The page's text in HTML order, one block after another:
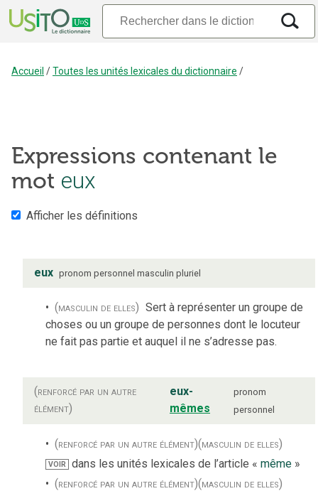
Accueil /Toutes les unités lexicales du dictionnaire /
Expressions contenant le
mot eux
Afficher les définitions
eux pronom personnel masculin pluriel
(masculin de elles) Sert à représenter un groupe de
choses ou un groupe de personnes dont le locuteur
ne fait pas partie et auquel il ne s’adresse pas.
(renforcé par un autre
élément)
eux-
mêmes
pronom
personnel
(renforcé par un autre élément)(masculin de elles)
VOIR dans les unités lexicales de l’article «même »
(renforcé par un autre élément)(masculin de elles)